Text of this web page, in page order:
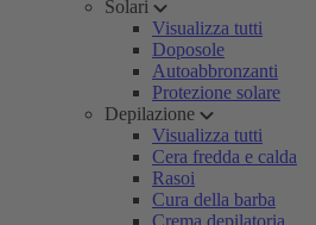
Solari
Visualizza tutti
Doposole
Autoabbronzanti
Protezione solare
Depilazione
Visualizza tutti
Cera fredda e calda
Rasoi
Cura della barba
Crema depilatoria